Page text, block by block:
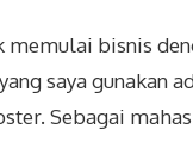
memulai bisnis
saya gunakan
. Sebagai